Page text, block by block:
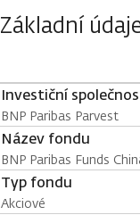
Základní
Investiční
BNP Paribas Parvest
Název fondu
BNP Paribas Funds
Typ fondu
Akciové